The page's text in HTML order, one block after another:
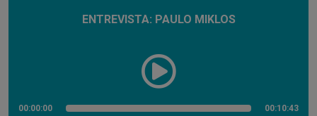
ENTREVISTA: PAULO MIKLOS
00:00:00 00:10:43